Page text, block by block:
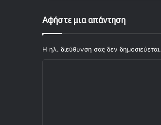
Αφήστε μια απάντηση
Η ηλ. διεύθυνση σας δεν δημοσιεύεται.